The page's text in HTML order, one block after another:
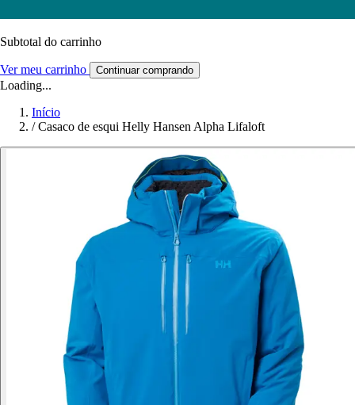
Subtotal do carrinho
Ver meu carrinho Continuar comprando
Loading...
Início
/ Casaco de esqui Helly Hansen Alpha Lifaloft